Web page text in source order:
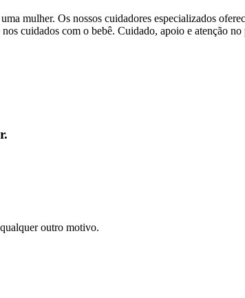
mulher. Os nossos cuidadores especializados
cuidados com o bebê. Cuidado, apoio e atenção
outro motivo.